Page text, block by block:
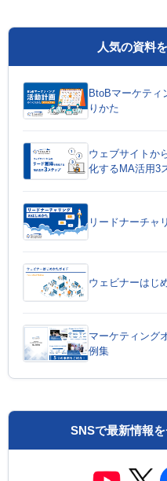
人気の資料
BtoBマーケティ
りかた
ウェブサイトか
化するMA活用3
リードナーチャ
ウェビナーはじ
マーケティング
例集
SNSで最新情報